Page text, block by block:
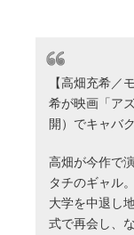
【高畑充希／
希が映画「ア
開）でキャバ
高畑が今作で
タチのギャル。
大学を中退し
式で再会し、